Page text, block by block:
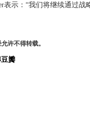
表示：“我们将继续通过
许不得转载。
豆瓣